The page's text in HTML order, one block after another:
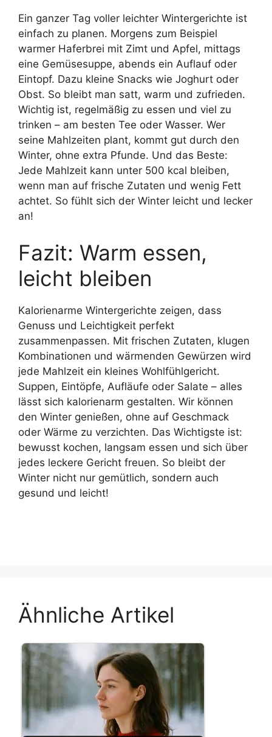
Ein ganzer Tag voller leichter Wintergerichte ist
einfach zu planen. Morgens zum Beispiel
warmer Haferbrei mit Zimt und Apfel, mittags
eine Gemüsesuppe, abends ein Auflauf oder
Eintopf. Dazu kleine Snacks wie Joghurt oder
Obst. So bleibt man satt, warm und zufrieden.
Wichtig ist, regelmäßig zu essen und viel zu
trinken – am besten Tee oder Wasser. Wer
seine Mahlzeiten plant, kommt gut durch den
Winter, ohne extra Pfunde. Und das Beste:
Jede Mahlzeit kann unter 500 kcal bleiben,
wenn man auf frische Zutaten und wenig Fett
achtet. So fühlt sich der Winter leicht und lecker
an!
Fazit: Warm essen,
leicht bleiben
Kalorienarme Wintergerichte zeigen, dass
Genuss und Leichtigkeit perfekt
zusammenpassen. Mit frischen Zutaten, klugen
Kombinationen und wärmenden Gewürzen wird
jede Mahlzeit ein kleines Wohlfühlgericht.
Suppen, Eintöpfe, Aufläufe oder Salate – alles
lässt sich kalorienarm gestalten. Wir können
den Winter genießen, ohne auf Geschmack
oder Wärme zu verzichten. Das Wichtigste ist:
bewusst kochen, langsam essen und sich über
jedes leckere Gericht freuen. So bleibt der
Winter nicht nur gemütlich, sondern auch
gesund und leicht!
Ähnliche Artikel